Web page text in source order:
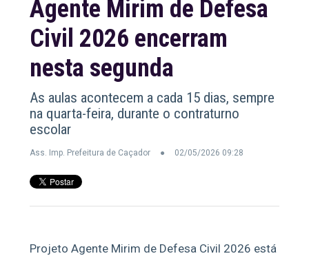
Agente Mirim de Defesa
Civil 2026 encerram
nesta segunda
As aulas acontecem a cada 15 dias, sempre
na quarta-feira, durante o contraturno
escolar
Ass. Imp. Prefeitura de Caçador 02/05/2026 09:28
Projeto Agente Mirim de Defesa Civil 2026 está